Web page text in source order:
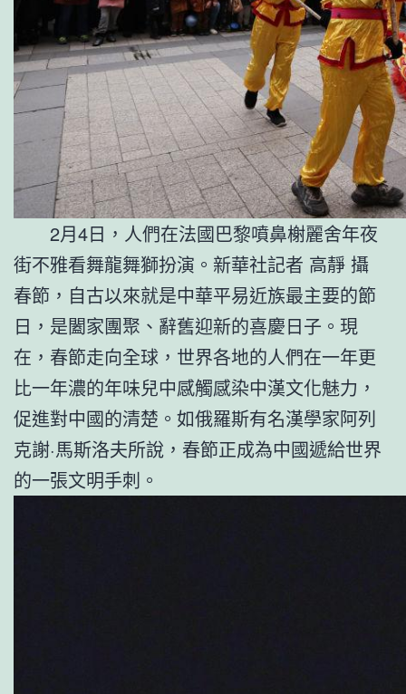
2月4日，人們在法國巴黎噴鼻榭麗舍年夜
街不雅看舞龍舞獅扮演。新華社記者 高靜 攝
春節，自古以來就是中華平易近族最主要的節
日，是闔家團聚、辭舊迎新的喜慶日子。現
在，春節走向全球，世界各地的人們在一年更
比一年濃的年味兒中感觸感染中漢文化魅力，
促進對中國的清楚。如俄羅斯有名漢學家阿列
克謝·馬斯洛夫所說，春節正成為中國遞給世界
的一張文明手刺。